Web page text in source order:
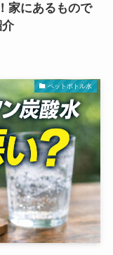
家にあるもので
ペットボトル水